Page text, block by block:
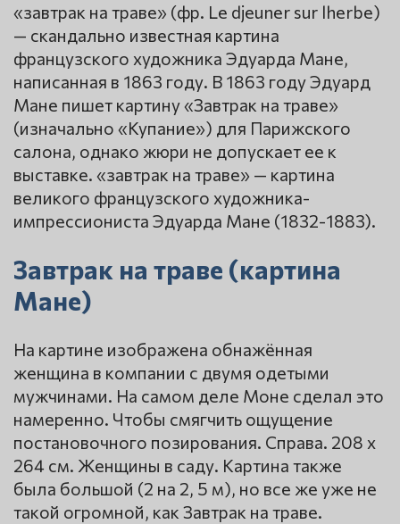
«завтрак на траве» (фр. Le djeuner sur lherbe)
— скандально известная картина
французского художника Эдуарда Мане,
написанная в 1863 году. В 1863 году Эдуард
Мане пишет картину «Завтрак на траве»
(изначально «Купание») для Парижского
салона, однако жюри не допускает ее к
выставке. «завтрак на траве» — картина
великого французского художника-
импрессиониста Эдуарда Мане (1832-1883).
Завтрак на траве (картина
Мане)
На картине изображена обнажённая
женщина в компании с двумя одетыми
мужчинами. На самом деле Моне сделал это
намеренно. Чтобы смягчить ощущение
постановочного позирования. Справа. 208 x
264 см. Женщины в саду. Картина также
была большой (2 на 2, 5 м), но все же уже не
такой огромной, как Завтрак на траве.